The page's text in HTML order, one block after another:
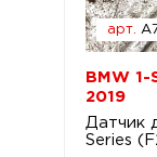
арт.
BMW
2019
Датчик
Series